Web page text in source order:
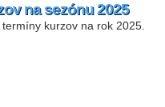
na sezónu 2025
kurzov na rok 2025.